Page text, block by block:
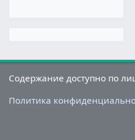
Содержание доступно по
Политика